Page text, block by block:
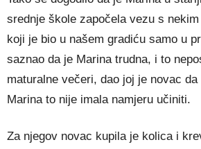
srednje škole započela vezu s
koji je bio u našem gradiću samo u
saznao da je Marina trudna, i to
maturalne večeri, dao joj je novac
Marina to nije imala namjeru učiniti.
Za njegov novac kupila je kolica i